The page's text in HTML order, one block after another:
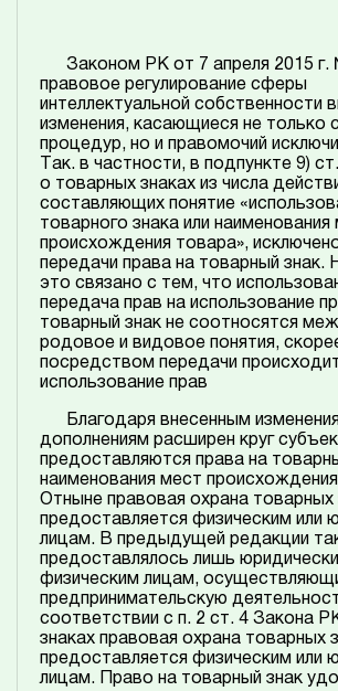
Законом РК от 7 апреля 2015 г.
правовое регулирование сферы
интеллектуальной собственности
изменения, касающиеся не только
процедур, но и правомочий
Так. в частности, в подпункте 9)
о товарных знаках из числа
составляющих понятие
товарного знака или наименования
происхождения товара»,
передачи права на товарный знак.
это связано с тем, что
передача прав на использование
товарный знак не соотносятся
родовое и видовое понятия,
посредством передачи
использование прав
Благодаря внесенным
дополнениям расширен круг
предоставляются права на
наименования мест
Отныне правовая охрана товарных
предоставляется физическим или
лицам. В предыдущей редакции
предоставлялось лишь
физическим лицам,
предпринимательскую
соответствии с п. 2 ст. 4 Закона
знаках правовая охрана товарных
предоставляется физическим или
лицам. Право на товарный знак